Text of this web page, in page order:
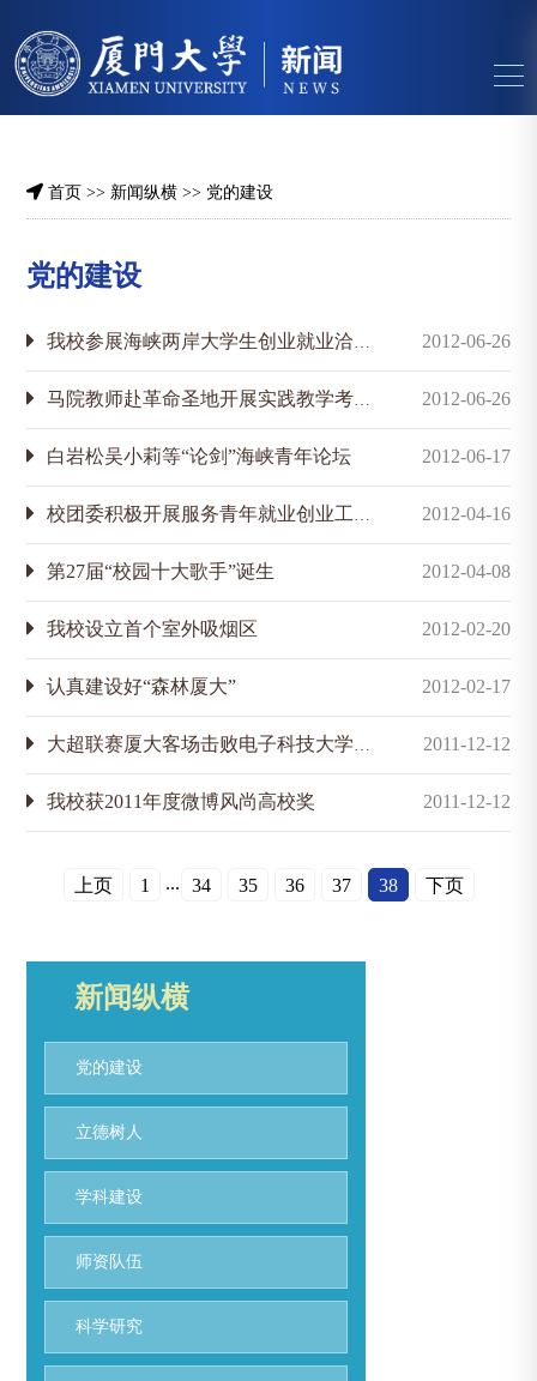
首页 >> 新闻纵横 >> 党的建设
党的建设
我校参展海峡两岸大学生创业就业洽谈会 2012-06-26
马院教师赴革命圣地开展实践教学考察 2012-06-26
白岩松吴小莉等“论剑”海峡青年论坛 2012-06-17
校团委积极开展服务青年就业创业工作 2012-04-16
第27届“校园十大歌手”诞生 2012-04-08
我校设立首个室外吸烟区 2012-02-20
认真建设好“森林厦大” 2012-02-17
大超联赛厦大客场击败电子科技大学队 2011-12-12
我校获2011年度微博风尚高校奖 2011-12-12
上页 1 ... 34 35 36 37 38 下页
新闻纵横
党的建设
立德树人
学科建设
师资队伍
科学研究